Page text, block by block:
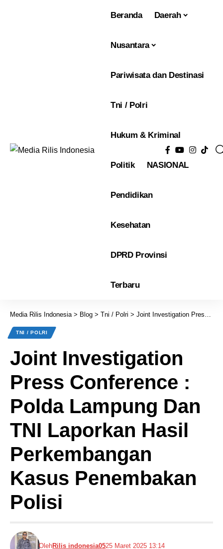
Beranda Daerah
Nusantara
Pariwisata dan Destinasi
Tni / Polri
Hukum & Kriminal
Politik NASIONAL
Pendidikan
Kesehatan
DPRD Provinsi
Terbaru
Media Rilis Indonesia> Blog > Tni / Polri > Joint Investigation Press Conference : Polda Lampung Dan TNI Laporkan Hasil Perkembangan Kasus Penembakan Polisi
TNI / POLRI
Joint Investigation
Press Conference :
Polda Lampung Dan
TNI Laporkan Hasil
Perkembangan
Kasus Penembakan
Polisi
OlehRilis indonesia0525 Maret 2025 13:14